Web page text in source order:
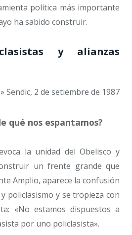
política más importante
ha sabido construir.
y alianzas
Sendic, 2 de setiembre de 1987
qué nos espantamos?
la unidad del Obelisco y
un frente grande que
Amplio, aparece la confusión
policlasismo y se tropieza con
«No estamos dispuestos a
por uno policlasista».